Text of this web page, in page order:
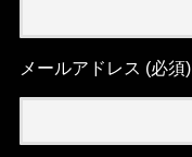
メールアドレス (必須)